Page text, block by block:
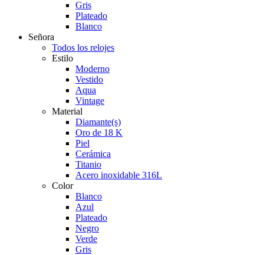
Gris
Plateado
Blanco
Señora
Todos los relojes
Estilo
Moderno
Vestido
Aqua
Vintage
Material
Diamante(s)
Oro de 18 K
Piel
Cerámica
Titanio
Acero inoxidable 316L
Color
Blanco
Azul
Plateado
Negro
Verde
Gris